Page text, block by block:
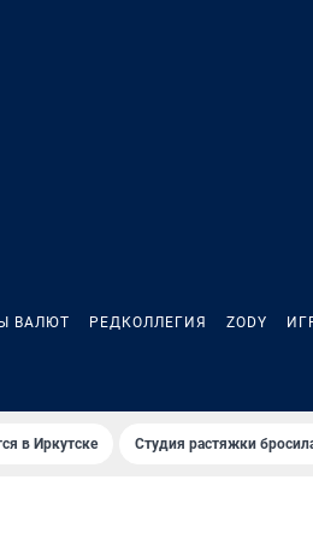
ВАЛЮТ РЕДКОЛЛЕГИЯ ZODY
в Иркутске Студия растяжки